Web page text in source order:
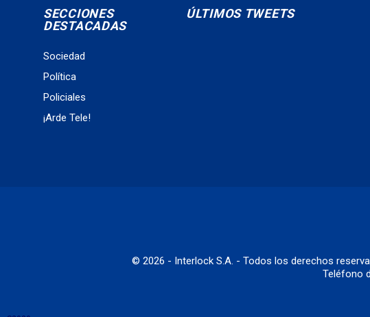
SECCIONES
DESTACADAS
Sociedad
Política
Policiales
¡Arde Tele!
ÚLTIMOS TWEETS
© 2026 - Interlock S.A. - Todos los derechos
Teléfono